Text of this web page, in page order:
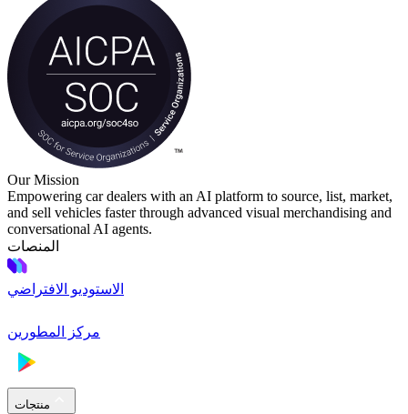
Our Mission
Empowering car dealers with an AI platform to source, list, market,
and sell vehicles faster through advanced visual merchandising and
conversational AI agents.
المنصات
الاستوديو الافتراضي
مركز المطورين
منتجات